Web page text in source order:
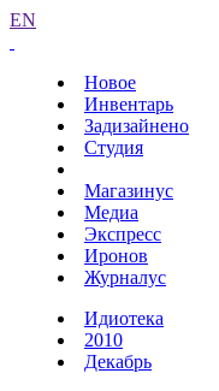
EN
Новое
Инвентарь
Задизайнено
Студия
Магазинус
Медиа
Экспресс
Иронов
Журналус
Идиотека
2010
Декабрь